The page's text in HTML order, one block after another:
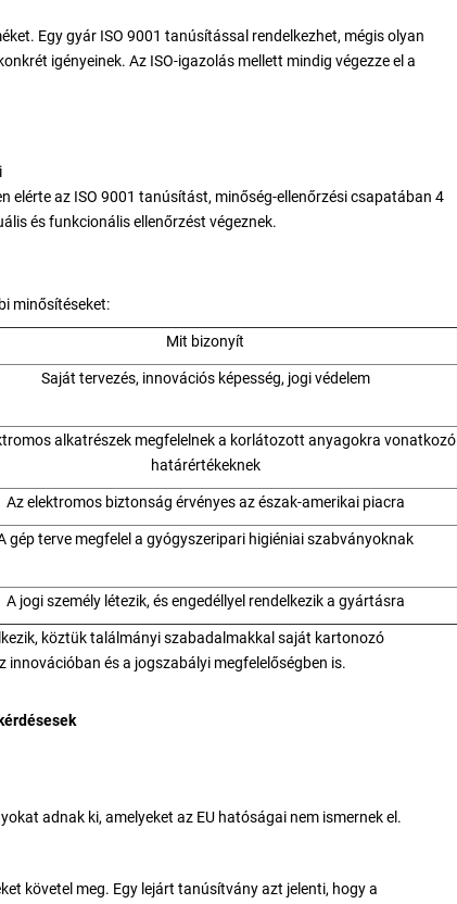
Egy gyár ISO 9001 tanúsítással rendelkezhet, mégis olyan
igényeinek. Az ISO-igazolás mellett mindig végezze el a
elérte az ISO 9001 tanúsítást, minőség-ellenőrzési csapatában 4
és funkcionális ellenőrzést végeznek.
minősítéseket:
Mit bizonyít
Saját tervezés, innovációs képesség, jogi védelem
alkatrészek megfelelnek a korlátozott anyagokra vonatkozó
határértékeknek
Az elektromos biztonság érvényes az észak-amerikai piacra
gép terve megfelel a gyógyszeripari higiéniai szabványoknak
A jogi személy létezik, és engedéllyel rendelkezik a gyártásra
köztük találmányi szabadalmakkal saját kartonozó
és a jogszabályi megfelelőségben is.
adnak ki, amelyeket az EU hatóságai nem ismernek el.
követel meg. Egy lejárt tanúsítvány azt jelenti, hogy a